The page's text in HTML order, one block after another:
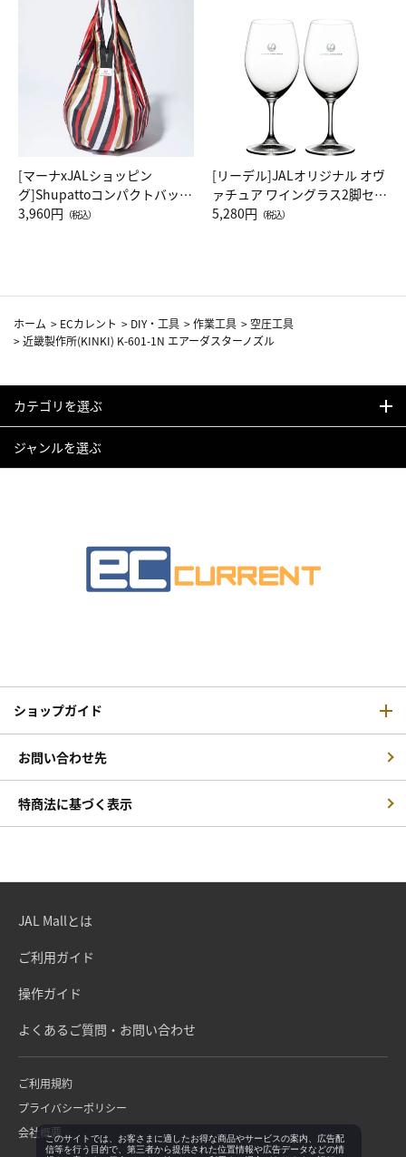
[マーナxJALショッピン
グ]Shupattoコンパクトバッグ
Drop JAL客室乗務員（LC）ス
3,960円 （税込）
[リーデル]JALオリジナル オヴ
ァチュア ワイングラス2脚セッ
ト（レッドワイン）
5,280円 （税込）
ホーム > ECカレント > DIY・工具 >作業工具 > 空圧工具
>近畿製作所(KINKI) K-601-1N エアーダスターノズル
カテゴリを選ぶ
ジャンルを選ぶ
ショップガイド
お問い合わせ先
特商法に基づく表示
JAL Mallとは
ご利用ガイド
操作ガイド
よくあるご質問・お問い合わせ
ご利用規約
プライバシーポリシー
会社概要このサイトでは、お客さまに適したお得な商品やサービスの案内、広告配
信等を行う目的で、第三者から提供された位置情報や広告データなどの情